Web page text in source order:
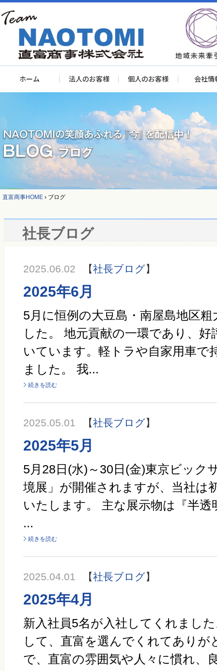
ホーム 法人のお客様 個人のお客様 会社情
直富商事HOME › ブログ
社長ブログ
2025.06.02 【社長ブログ】
2025年6月
5月に恒例の大豆島・南屋島地区
した。 地元貢献の一環であり、
いています。軽トラや自家用車で
ました。 我...
続きを読む
2025.05.01 【社長ブログ】
2025年5月
5月28日(水)～30日(金)東京ビック
境展」が開催されますが、当社は
いたします。 主な展示物は『半
...
続きを読む
2025.04.01 【社長ブログ】
2025年4月
新入社員5名が入社してくれまし
して、直富を選んでくれてありが
で、直富の雰囲気や人々に慣れ、